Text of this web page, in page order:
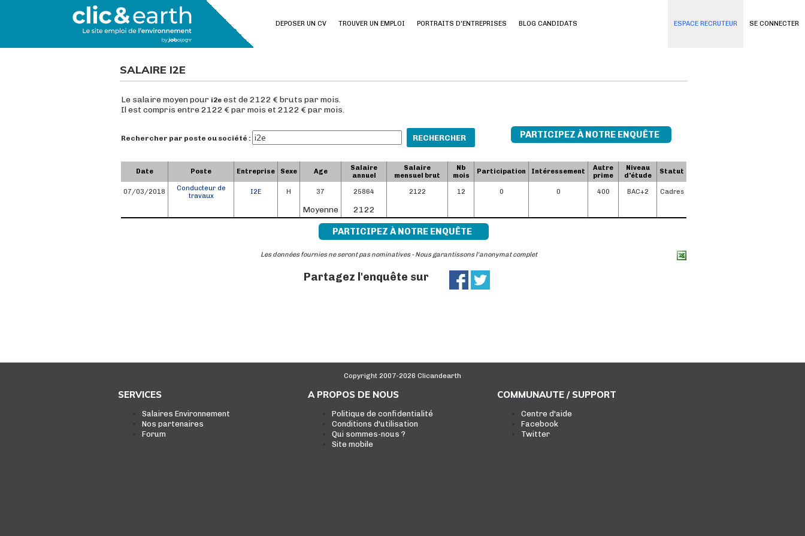
SE CONNECTER
DEPOSER UN CV TROUVER UN EMPLOI PORTRAITS D'ENTREPRISES BLOG CANDIDATS ESPACE RECRUTEUR
SALAIRE I2E
Le salaire moyen pour i2e est de 2122 € bruts par mois.
Il est compris entre 2122 € par mois et 2122 € par mois.
Rechercher par poste ou société : RECHERCHER PARTICIPEZ À NOTRE ENQUÊTE
Date Poste Entreprise Sexe Age
Salaire
annuel
Salaire
mensuel brut
Nb
mois
Participation Intéressement
Autre
prime
Niveau
d'étude
Statut
07/03/2018
Conducteur de
travaux
I2E H 37 25864 2122 12 0 0 400 BAC+2 Cadres
Moyenne 2122
PARTICIPEZ À NOTRE ENQUÊTE
Les données fournies ne seront pas nominatives - Nous garantissons l'anonymat complet
Partagez l'enquête sur
Copyright 2007-2026 Clicandearth
SERVICES
Salaires Environnement
Nos partenaires
Forum
A PROPOS DE NOUS
Politique de confidentialité
Conditions d'utilisation
Qui sommes-nous ?
Site mobile
COMMUNAUTE / SUPPORT
Centre d'aide
Facebook
Twitter